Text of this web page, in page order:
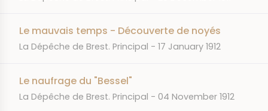
Le mauvais temps - Découverte de noyés
JOURNAL
La Dépêche de Brest. Principal DATE
17 January 1912
Le naufrage du "Bessel"
JOURNAL
La Dépêche de Brest. Principal DATE
04 November 1912